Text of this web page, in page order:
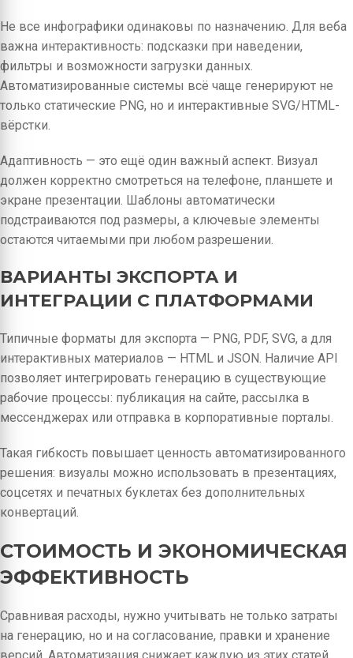
Не все инфографики одинаковы по назначению. Для веба
важна интерактивность: подсказки при наведении,
фильтры и возможности загрузки данных.
Автоматизированные системы всё чаще генерируют не
только статические PNG, но и интерактивные SVG/HTML-
вёрстки.
Адаптивность — это ещё один важный аспект. Визуал
должен корректно смотреться на телефоне, планшете и
экране презентации. Шаблоны автоматически
подстраиваются под размеры, а ключевые элементы
остаются читаемыми при любом разрешении.
ВАРИАНТЫ ЭКСПОРТА И
ИНТЕГРАЦИИ С ПЛАТФОРМАМИ
Типичные форматы для экспорта — PNG, PDF, SVG, а для
интерактивных материалов — HTML и JSON. Наличие API
позволяет интегрировать генерацию в существующие
рабочие процессы: публикация на сайте, рассылка в
мессенджерах или отправка в корпоративные порталы.
Такая гибкость повышает ценность автоматизированного
решения: визуалы можно использовать в презентациях,
соцсетях и печатных буклетах без дополнительных
конвертаций.
СТОИМОСТЬ И ЭКОНОМИЧЕСКАЯ
ЭФФЕКТИВНОСТЬ
Сравнивая расходы, нужно учитывать не только затраты
на генерацию, но и на согласование, правки и хранение
версий. Автоматизация снижает каждую из этих статей,